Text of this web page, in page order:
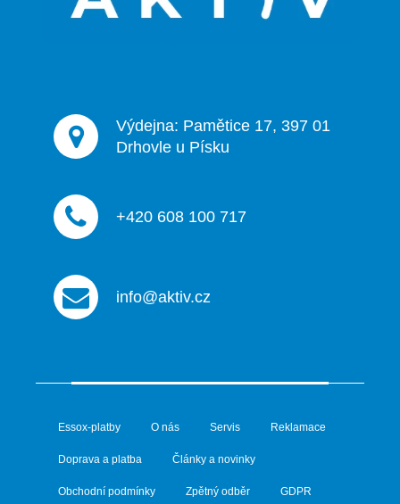
Výdejna: Pamětice 17, 397 01
Drhovle u Písku
+420 608 100 717
info@aktiv.cz
Essox-platby O nás Servis Reklamace
Doprava a platba Články a novinky
Obchodní podmínky Zpětný odběr GDPR